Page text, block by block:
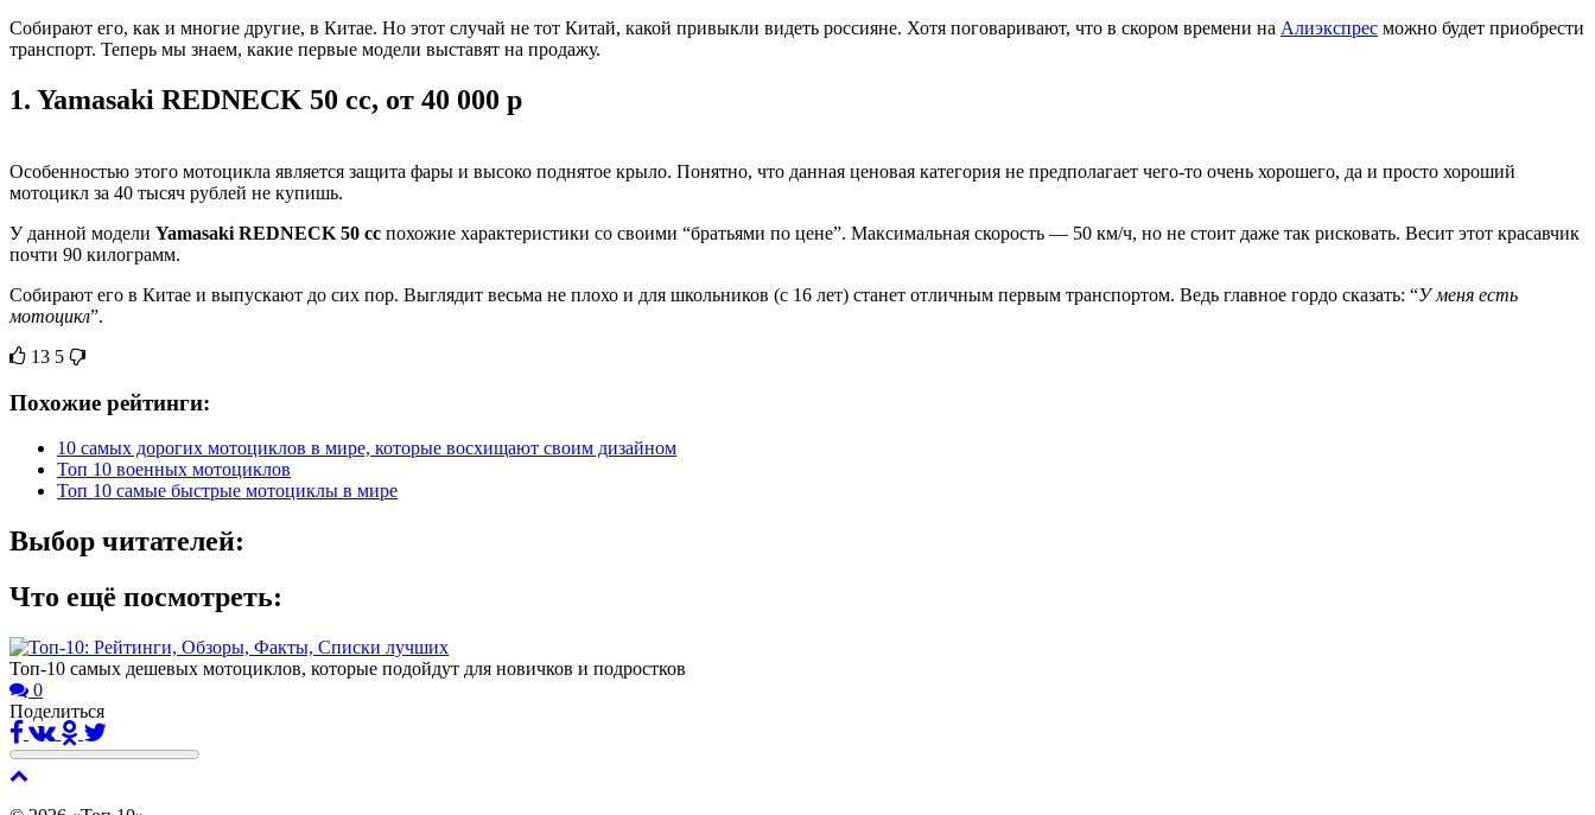
Собирают его, как и многие другие, в Китае. Но этот случай не тот Китай, какой привыкли видеть россияне. Хотя поговаривают, что в скором времени на Алиэкспрес можно будет приобрести
транспорт. Теперь мы знаем, какие первые модели выставят на продажу.
1. Yamasaki REDNECK 50 cc, от 40 000 р
Особенностью этого мотоцикла является защита фары и высоко поднятое крыло. Понятно, что данная ценовая категория не предполагает чего-то очень хорошего, да и просто хороший
мотоцикл за 40 тысяч рублей не купишь.
У данной модели Yamasaki REDNECK 50 cc похожие характеристики со своими “братьями по цене”. Максимальная скорость — 50 км/ч, но не стоит даже так рисковать. Весит этот красавчик
почти 90 килограмм.
Собирают его в Китае и выпускают до сих пор. Выглядит весьма не плохо и для школьников (с 16 лет) станет отличным первым транспортом. Ведь главное гордо сказать: “У меня есть
мотоцикл”.
13 5
Похожие рейтинги:
10 самых дорогих мотоциклов в мире, которые восхищают своим дизайном
Топ 10 военных мотоциклов
Топ 10 самые быстрые мотоциклы в мире
Выбор читателей:
Что ещё посмотреть:
Топ-10 самых дешевых мотоциклов, которые подойдут для новичков и подростков
0
Поделиться